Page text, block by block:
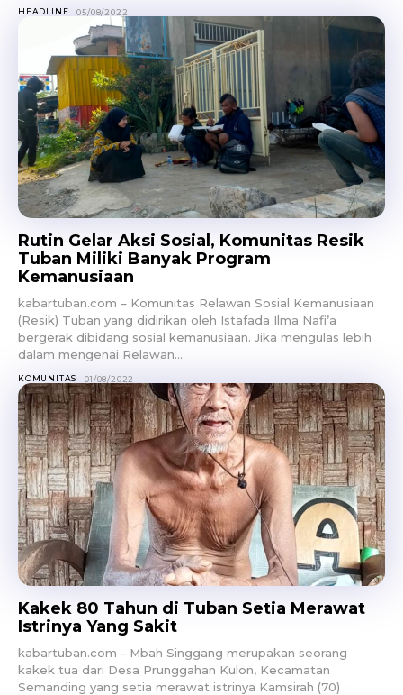
HEADLINE 05/08/2022
Rutin Gelar Aksi Sosial, Komunitas Resik
Tuban Miliki Banyak Program
Kemanusiaan
kabartuban.com – Komunitas Relawan Sosial Kemanusiaan
(Resik) Tuban yang didirikan oleh Istafada Ilma Nafi’a
bergerak dibidang sosial kemanusiaan. Jika mengulas lebih
dalam mengenai Relawan...
KOMUNITAS 01/08/2022
Kakek 80 Tahun di Tuban Setia Merawat
Istrinya Yang Sakit
kabartuban.com - Mbah Singgang merupakan seorang
kakek tua dari Desa Prunggahan Kulon, Kecamatan
Semanding yang setia merawat istrinya Kamsirah (70)